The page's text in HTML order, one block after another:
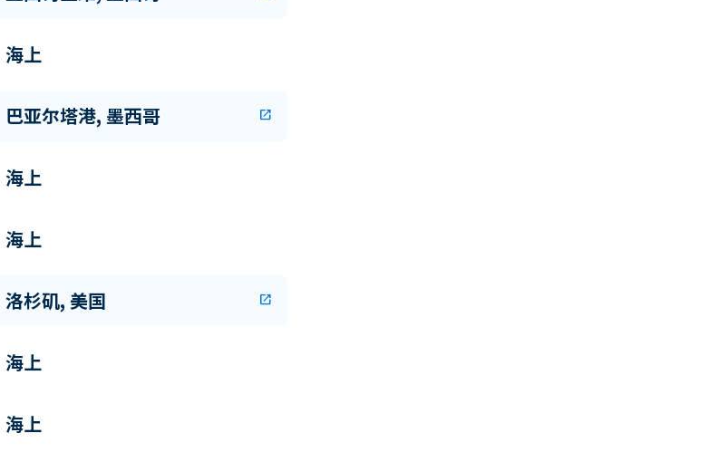
海上
巴亚尔塔港, 墨西哥 open_in_new
海上
海上
洛杉矶, 美国 open_in_new
海上
海上